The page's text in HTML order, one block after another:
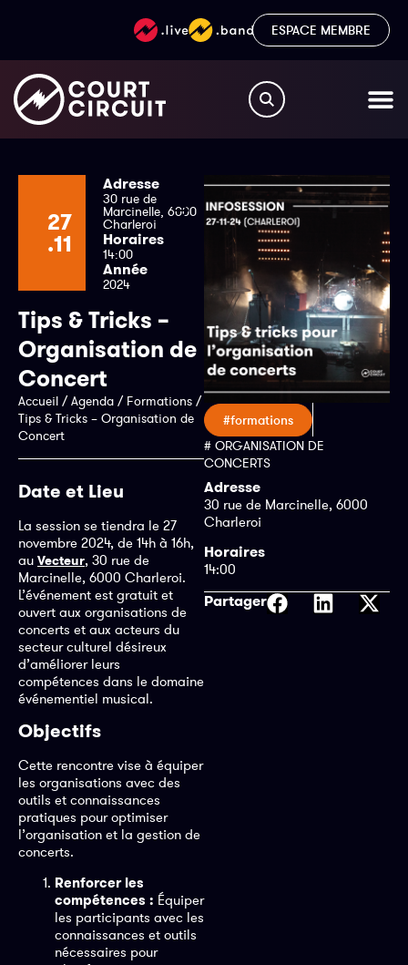
ESPACE MEMBRE
27
.11
Adresse
30 rue de
Marcinelle, 6000
Charleroi
Horaires
14:00
Année
2024
Tips & Tricks –
Organisation de
Concert
Accueil /Agenda / Formations /
Tips & Tricks – Organisation de
Concert
Date et Lieu
La session se tiendra le 27
novembre 2024, de 14h à 16h,
au Vecteur, 30 rue de
Marcinelle, 6000 Charleroi.
L’événement est gratuit et
ouvert aux organisations de
concerts et aux acteurs du
secteur culturel désireux
d’améliorer leurs
compétences dans le domaine
événementiel musical.
Objectifs
Cette rencontre vise à équiper
les organisations avec des
outils et connaissances
pratiques pour optimiser
l’organisation et la gestion de
concerts.
Renforcer les
compétences : Équiper
les participants avec les
connaissances et outils
nécessaires pour
#formations
# ORGANISATION DE
CONCERTS
Adresse
30 rue de Marcinelle, 6000
Charleroi
Horaires
14:00
Partager